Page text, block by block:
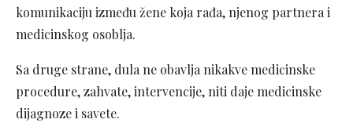
komunikaciju između žene koja rađa, njenog partnera i
medicinskog osoblja.
Sa druge strane, dula ne obavlja nikakve medicinske
procedure, zahvate, intervencije, niti daje medicinske
dijagnoze i savete.